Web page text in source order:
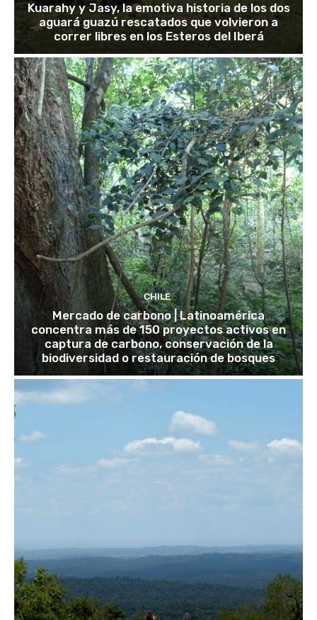
Kuarahy y Jasy, la emotiva historia de los dos
aguará guazú rescatados que volvieron a
correr libres en los Esteros del Iberá
CHILE
Mercado de carbono | Latinoamérica
concentra más de 150 proyectos activos en
captura de carbono, conservación de la
biodiversidad o restauración de bosques